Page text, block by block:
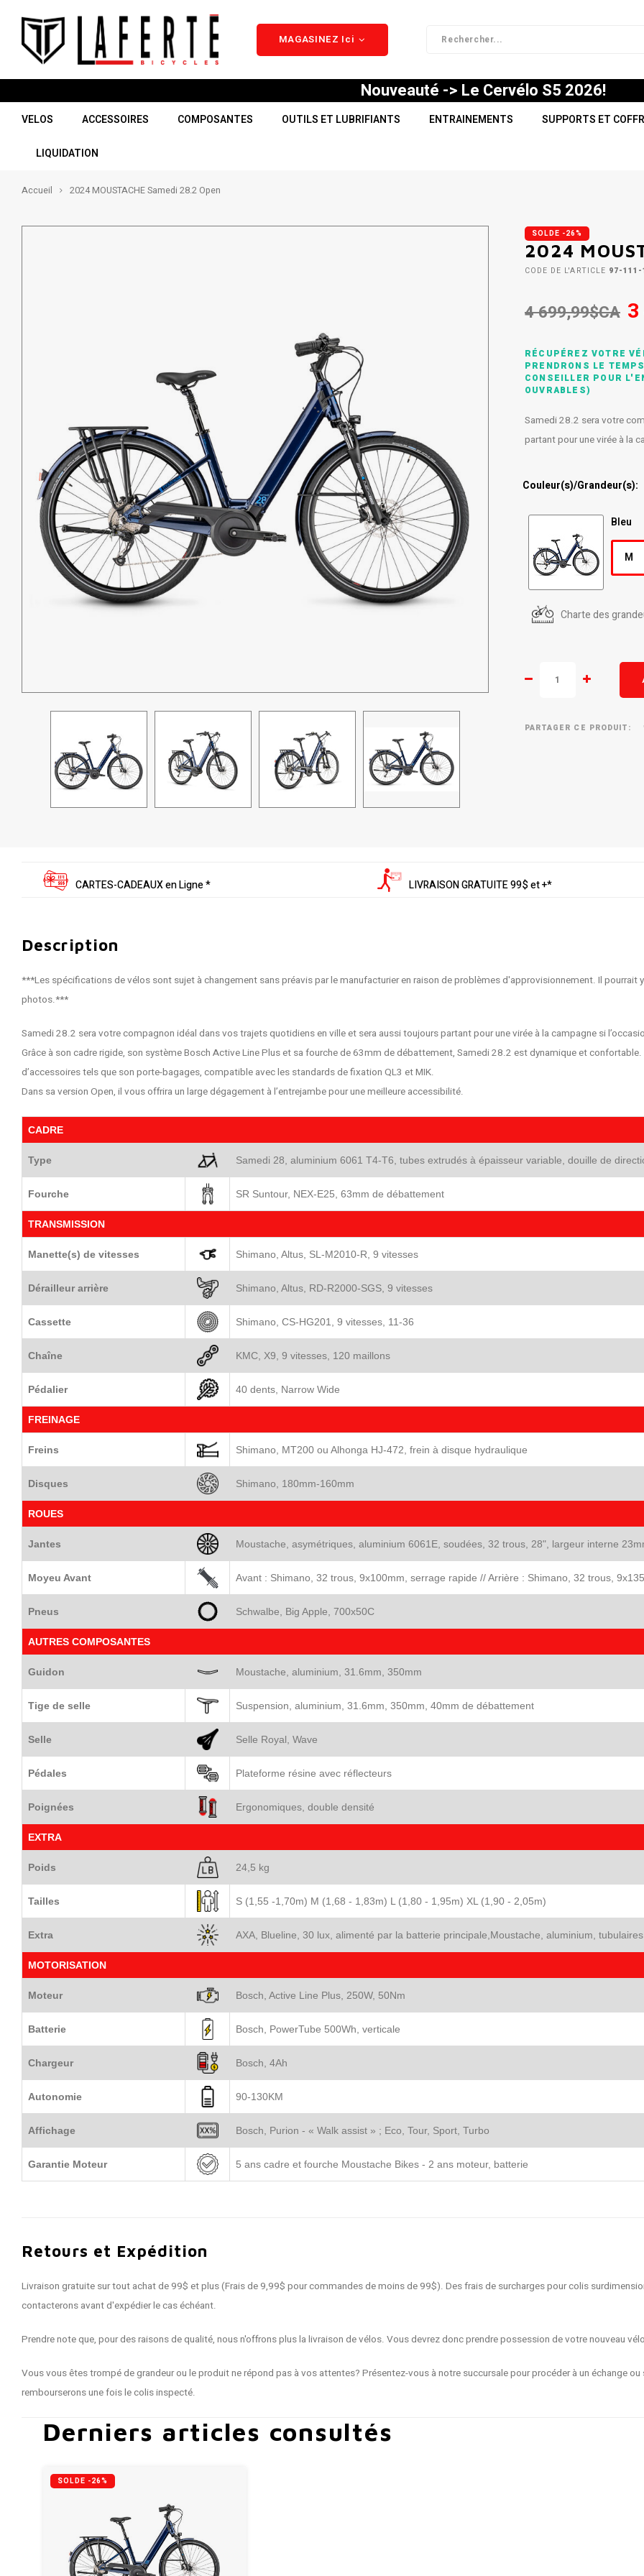
MAGASINEZ Ici
Nouveauté -> Le Cervélo S5 2026!
VELOS ACCESSOIRES COMPOSANTES OUTILS ET LUBRIFIANTS ENTRAINEMENTS SUPPORTS ET
LIQUIDATION
Accueil 2024 MOUSTACHE Samedi 28.2 Open
SOLDE -26%
2024
CODE DE L'ARTICLE 97-111-
4 699,99$CA
RÉCUPÉREZ VOTRE
PRENDRONS LE
CONSEILLER POUR
OUVRABLES)
Samedi 28.2 sera votre
partant pour une virée à la
Couleur(s)/Grandeur(s):
Bleu
M
Charte des
PARTAGER CE PRODUIT:
CARTES-CADEAUX en Ligne * LIVRAISON GRATUITE 99$ et +*
Description
***Les spécifications de vélos sont sujet à changement sans préavis par le manufacturier en raison de problèmes d'approvisionnement. Il
photos.***
Samedi 28.2 sera votre compagnon idéal dans vos trajets quotidiens en ville et sera aussi toujours partant pour une virée à la campagne si
Grâce à son cadre rigide, son système Bosch Active Line Plus et sa fourche de 63mm de débattement, Samedi 28.2 est dynamique et
d’accessoires tels que son porte-bagages, compatible avec les standards de fixation QL3 et MIK.
Dans sa version Open, il vous offrira un large dégagement à l’entrejambe pour une meilleure accessibilité.
CADRE
Type Samedi 28, aluminium 6061 T4-T6, tubes extrudés à épaisseur variable, douille de
Fourche SR Suntour, NEX-E25, 63mm de débattement
TRANSMISSION
Manette(s) de vitesses Shimano, Altus, SL-M2010-R, 9 vitesses
Dérailleur arrière Shimano, Altus, RD-R2000-SGS, 9 vitesses
Cassette Shimano, CS-HG201, 9 vitesses, 11-36
Chaîne KMC, X9, 9 vitesses, 120 maillons
Pédalier 40 dents, Narrow Wide
FREINAGE
Freins Shimano, MT200 ou Alhonga HJ-472, frein à disque hydraulique
Disques Shimano, 180mm-160mm
ROUES
Jantes Moustache, asymétriques, aluminium 6061E, soudées, 32 trous, 28", largeur interne
Moyeu Avant Avant : Shimano, 32 trous, 9x100mm, serrage rapide // Arrière : Shimano, 32 trous,
Pneus Schwalbe, Big Apple, 700x50C
AUTRES COMPOSANTES
Guidon Moustache, aluminium, 31.6mm, 350mm
Tige de selle Suspension, aluminium, 31.6mm, 350mm, 40mm de débattement
Selle Selle Royal, Wave
Pédales Plateforme résine avec réflecteurs
Poignées Ergonomiques, double densité
EXTRA
Poids 24,5 kg
Tailles S (1,55 -1,70m) M (1,68 - 1,83m) L (1,80 - 1,95m) XL (1,90 - 2,05m)
Extra AXA, Blueline, 30 lux, alimenté par la batterie principale,Moustache, aluminium,
MOTORISATION
Moteur Bosch, Active Line Plus, 250W, 50Nm
Batterie Bosch, PowerTube 500Wh, verticale
Chargeur Bosch, 4Ah
Autonomie 90-130KM
Affichage Bosch, Purion - « Walk assist » ; Eco, Tour, Sport, Turbo
Garantie Moteur 5 ans cadre et fourche Moustache Bikes - 2 ans moteur, batterie
Retours et Expédition
Livraison gratuite sur tout achat de 99$ et plus (Frais de 9,99$ pour commandes de moins de 99$). Des frais de surcharges pour colis
contacterons avant d'expédier le cas échéant.
Prendre note que, pour des raisons de qualité, nous n'offrons plus la livraison de vélos. Vous devrez donc prendre possession de votre nouveau
Vous vous êtes trompé de grandeur ou le produit ne répond pas à vos attentes? Présentez-vous à notre succursale pour procéder à un échange
rembourserons une fois le colis inspecté.
Derniers articles consultés
SOLDE -26%